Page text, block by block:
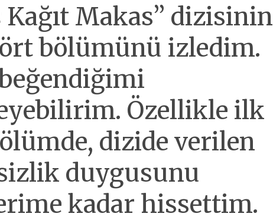
Kağıt Makas” dizisinin
bölümünü izledim.
Özellikle ilk
dizide verilen
duygusunu
kadar hissettim.